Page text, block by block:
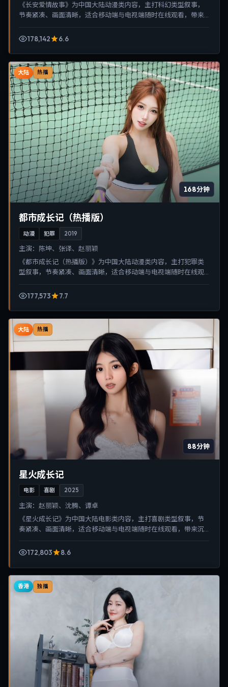
《长安爱情故事》为中国大陆动漫类内容，主打科幻类型叙事，
节奏紧凑、画面清晰，适合移动端与电视端随时在线观看，带来
178,142
6.6
大陆 热播
168分钟
都市成长记（热播版）
动漫 犯罪 2019
主演： 陈坤、张译、赵丽颖
《都市成长记（热播版）》为中国大陆动漫类内容，主打犯罪类
型叙事，节奏紧凑、画面清晰，适合移动端与电视端随时在线观
177,573
7.7
大陆 热播
88分钟
星火成长记
电影 喜剧 2025
主演： 赵丽颖、沈腾、谭卓
《星火成长记》为中国大陆电影类内容，主打喜剧类型叙事，节
奏紧凑、画面清晰，适合移动端与电视端随时在线观看，带来沉
172,803
8.6
香港 独播